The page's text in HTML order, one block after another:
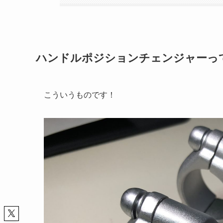
ハンドルポジションチェンジャーっ
こういうものです！